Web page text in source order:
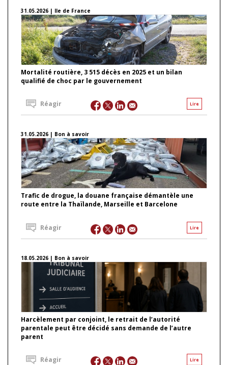
31.05.2026 | Ile de France
Mortalité routière, 3 515 décès en 2025 et un bilan
qualifié de choc par le gouvernement
Lire
Réagir
31.05.2026 | Bon à savoir
Trafic de drogue, la douane française démantèle une
route entre la Thaïlande, Marseille et Barcelone
Lire
Réagir
18.05.2026 | Bon à savoir
Harcèlement par conjoint, le retrait de l’autorité
parentale peut être décidé sans demande de l’autre
parent
Lire
Réagir